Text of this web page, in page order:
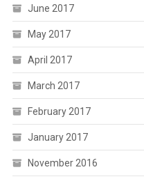
June 2017
May 2017
April 2017
March 2017
February 2017
January 2017
November 2016